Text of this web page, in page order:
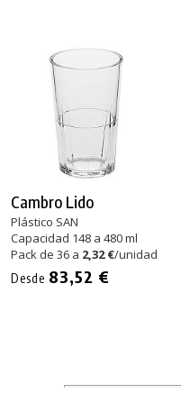
Cambro Lido
Plástico SAN
Capacidad 148 a 480 ml
Pack de 36 a 2,32 €/unidad
Desde 83,52 €